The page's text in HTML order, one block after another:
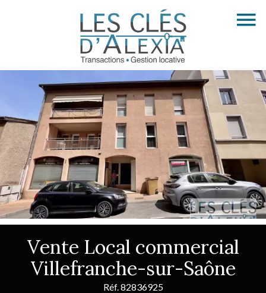
Vente Local commercial
Villefranche-sur-Saône
Réf. 82836925